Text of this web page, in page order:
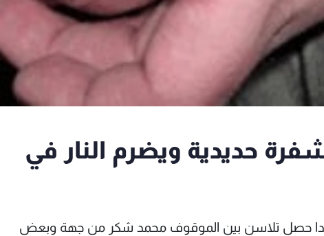
حديدية ويضرم النار في
حصل تلاسن بين الموقوف محمد شكر من جهة وبعض